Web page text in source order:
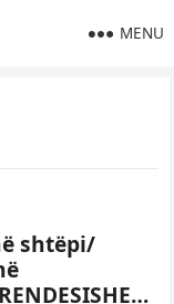
MENU
shtëpi/